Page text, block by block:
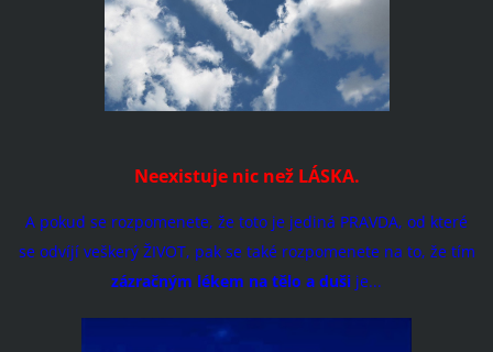
Neexistuje nic než LÁSKA.
A pokud se rozpomenete, že toto je jediná PRAVDA, od které
se odvíjí veškerý ŽIVOT, pak se také rozpomenete na to, že tím
zázračným lékem na tělo a duši je...